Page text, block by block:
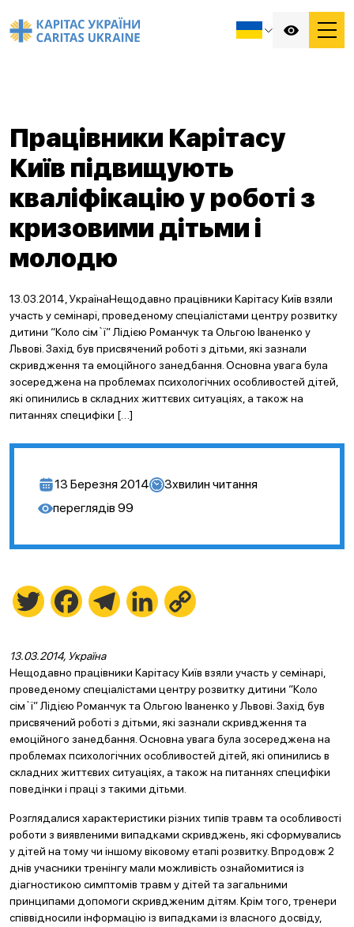
Працівники Карітасу
Київ підвищують
кваліфікацію у роботі з
кризовими дітьми і
молодю
13.03.2014, УкраїнаНещодавно працівники Карітасу Київ взяли
участь у семінарі, проведеному спеціалістами центру розвитку
дитини “Коло сім`ї” Лідією Романчук та Ольгою Іваненко у
Львові. Захід був присвячений роботі з дітьми, які зазнали
скривдження та емоційного занедбання. Основна увага була
зосереджена на проблемах психологічних особливостей дітей,
які опинились в складних життєвих ситуаціях, а також на
питаннях специфіки […]
13 Березня 2014 3хвилин читання
переглядів 99
Twitter FacebookTelegramLinkedIn
13.03.2014, Україна
Нещодавно працівники Карітасу Київ взяли участь у семінарі,
проведеному спеціалістами центру розвитку дитини “Коло
сім`ї” Лідією Романчук та Ольгою Іваненко у Львові. Захід був
присвячений роботі з дітьми, які зазнали скривдження та
емоційного занедбання. Основна увага була зосереджена на
проблемах психологічних особливостей дітей, які опинились в
складних життєвих ситуаціях, а також на питаннях специфіки
поведінки і праці з такими дітьми.
Розглядалися характеристики різних типів травм та особливості
роботи з виявленими випадками скривджень, які сформувались
у дітей на тому чи іншому віковому етапі розвитку. Впродовж 2
днів учасники тренінгу мали можливість ознайомитися із
діагностикою симптомів травм у дітей та загальними
принципами допомоги скривдженим дітям. Крім того, тренери
співвідносили інформацію із випадками із власного досвіду,